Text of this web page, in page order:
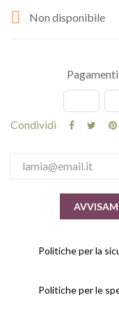
 Non disponibile
Condividi
Politiche per la
Politiche per le